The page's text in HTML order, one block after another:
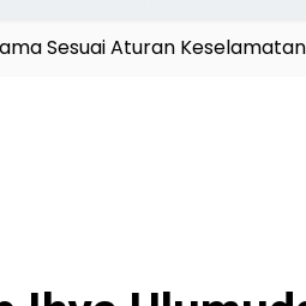
Aturan Keselamatan